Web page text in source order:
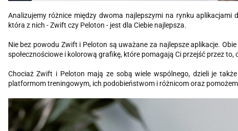
Analizujemy różnice między dwoma najlepszymi na rynku
która z nich - Zwift czy Peloton - jest dla Ciebie najlepsza.
Nie bez powodu Zwift i Peloton są uważane za najlepsze aplikacje.
społecznościowe i kolorową grafikę, które pomagają Ci przejść przez
Chociaż Zwift i Peloton mają ze sobą wiele wspólnego, dzieli je
platformom treningowym, ich podobieństwom i różnicom oraz